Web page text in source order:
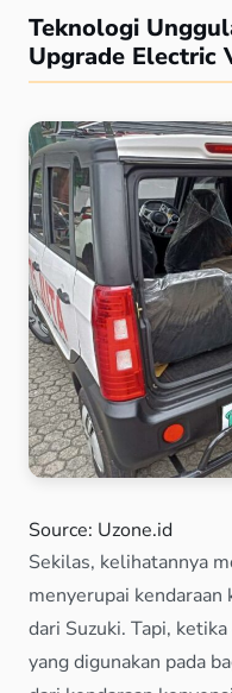
Teknologi
Upgrade Electric
Source: Uzone.id
Sekilas, kelihatannya
menyerupai
dari Suzuki. Tapi,
yang digunakan pada